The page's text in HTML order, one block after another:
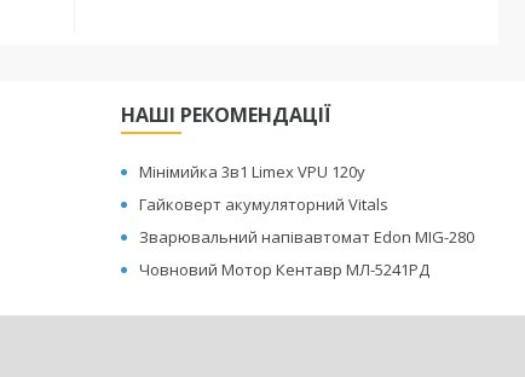
НАШІ РЕКОМЕНДАЦІЇ
Мінімийка 3в1 Limex VPU 120y
Гайковерт акумуляторний Vitals
Зварювальний напівавтомат Edon MIG-280
Човновий Мотор Кентавр МЛ-5241РД